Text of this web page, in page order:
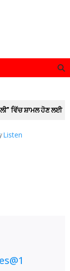
ਵਿੱਚ ਸ਼ਾਮਲ ਹੋਣ ਲਈ
ਦੇ ਕਰਮਚਾਰੀ
ਵੱਲ ਕੂਚ ਅੱਜ
ਮੁੱਖ ਸੜਕ, 20 ਫੁੱਟ